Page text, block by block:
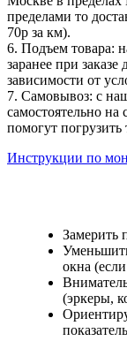
пределами то
70р за км).
6. Подъем товара:
заранее при
зависимости от
7. Самовывоз: с
самостоятельно на
помогут
Инструкции по
Замерить
окна
(эркеры,